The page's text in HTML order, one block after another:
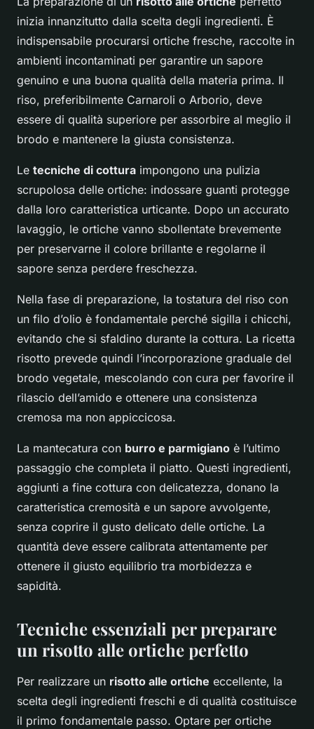
inizia innanzitutto dalla scelta degli ingredienti. È
indispensabile procurarsi ortiche fresche, raccolte in
ambienti incontaminati per garantire un sapore
genuino e una buona qualità della materia prima. Il
riso, preferibilmente Carnaroli o Arborio, deve
essere di qualità superiore per assorbire al meglio il
brodo e mantenere la giusta consistenza.
Le tecniche di cottura impongono una pulizia
scrupolosa delle ortiche: indossare guanti protegge
dalla loro caratteristica urticante. Dopo un accurato
lavaggio, le ortiche vanno sbollentate brevemente
per preservarne il colore brillante e regolarne il
sapore senza perdere freschezza.
Nella fase di preparazione, la tostatura del riso con
un filo d’olio è fondamentale perché sigilla i chicchi,
evitando che si sfaldino durante la cottura. La ricetta
risotto prevede quindi l’incorporazione graduale del
brodo vegetale, mescolando con cura per favorire il
rilascio dell’amido e ottenere una consistenza
cremosa ma non appiccicosa.
La mantecatura con burro e parmigiano è l’ultimo
passaggio che completa il piatto. Questi ingredienti,
aggiunti a fine cottura con delicatezza, donano la
caratteristica cremosità e un sapore avvolgente,
senza coprire il gusto delicato delle ortiche. La
quantità deve essere calibrata attentamente per
ottenere il giusto equilibrio tra morbidezza e
sapidità.
Tecniche essenziali per preparare
un risotto alle ortiche perfetto
Per realizzare un risotto alle ortiche eccellente, la
scelta degli ingredienti freschi e di qualità costituisce
il primo fondamentale passo. Optare per ortiche